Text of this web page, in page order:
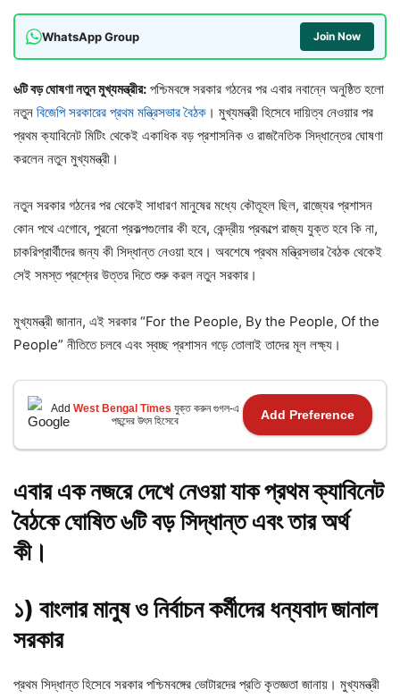
WhatsApp Group Join Now
৬টি বড় ঘোষণা নতুন মুখ্যমন্ত্রীর: পশ্চিমবঙ্গে সরকার গঠনের পর এবার নবান্নে অনুষ্ঠিত হলো
নতুন বিজেপি সরকারের প্রথম মন্ত্রিসভার বৈঠক । মুখ্যমন্ত্রী হিসেবে দায়িত্ব নেওয়ার পর
প্রথম ক্যাবিনেট মিটিং থেকেই একাধিক বড় প্রশাসনিক ও রাজনৈতিক সিদ্ধান্তের ঘোষণা
করলেন নতুন মুখ্যমন্ত্রী।
নতুন সরকার গঠনের পর থেকেই সাধারণ মানুষের মধ্যে কৌতূহল ছিল, রাজ্যের প্রশাসন
কোন পথে এগোবে, পুরনো প্রকল্পগুলোর কী হবে, কেন্দ্রীয় প্রকল্পে রাজ্য যুক্ত হবে কি না,
চাকরিপ্রার্থীদের জন্য কী সিদ্ধান্ত নেওয়া হবে। অবশেষে প্রথম মন্ত্রিসভার বৈঠক থেকেই
সেই সমস্ত প্রশ্নের উত্তর দিতে শুরু করল নতুন সরকার।
মুখ্যমন্ত্রী জানান, এই সরকার “For the People, By the People, Of the
People” নীতিতে চলবে এবং স্বচ্ছ প্রশাসন গড়ে তোলাই তাদের মূল লক্ষ্য।
Add West Bengal Times যুক্ত করুন গুগল-এ
পছন্দের উৎস হিসেবে
Add Preference
এবার এক নজরে দেখে নেওয়া যাক প্রথম ক্যাবিনেট
বৈঠকে ঘোষিত ৬টি বড় সিদ্ধান্ত এবং তার অর্থ
কী।
১) বাংলার মানুষ ও নির্বাচন কর্মীদের ধন্যবাদ জানাল
সরকার
প্রথম সিদ্ধান্ত হিসেবে সরকার পশ্চিমবঙ্গের ভোটারদের প্রতি কৃতজ্ঞতা জানায়। মুখ্যমন্ত্রী